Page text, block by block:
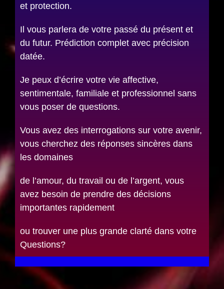
et protection.
Il vous parlera de votre passé du présent et
du futur. Prédiction complet avec précision
datée.
Je peux d’écrire votre vie affective,
sentimentale, familiale et professionnel sans
vous poser de questions.
Vous avez des interrogations sur votre avenir,
vous cherchez des réponses sincères dans
les domaines
de l’amour, du travail ou de l’argent, vous
avez besoin de prendre des décisions
importantes rapidement
ou trouver une plus grande clarté dans votre
Questions?